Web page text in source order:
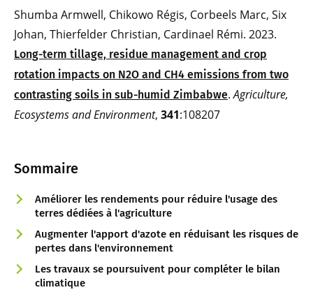
Sommaire
Améliorer les rendements pour réduire l'usage des
terres dédiées à l'agriculture
Augmenter l'apport d'azote en réduisant les risques de
pertes dans l'environnement
Les travaux se poursuivent pour compléter le bilan
climatique
Shumba Armwell, Chikowo Régis, Corbeels Marc, Six
Johan, Thierfelder Christian, Cardinael Rémi. 2023.
Long-term tillage, residue management and crop
rotation impacts on N2O and CH4 emissions from two
contrasting soils in sub-humid Zimbabwe.Agriculture,
Ecosystems and Environment, 341:108207